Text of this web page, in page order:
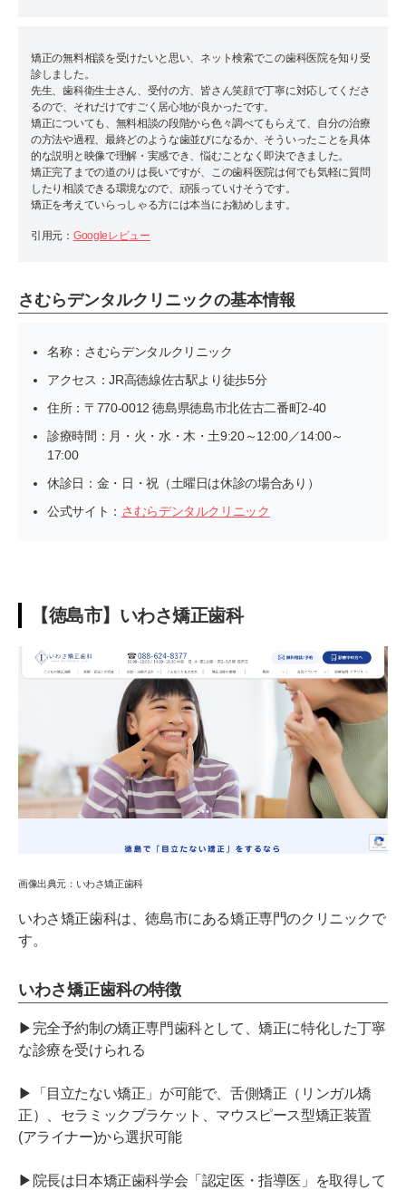
矯正の無料相談を受けたいと思い、ネット検索でこの歯科医院を知り受
診しました。
先生、歯科衛生士さん、受付の方、皆さん笑顔で丁寧に対応してくださ
るので、それだけですごく居心地が良かったです。
矯正についても、無料相談の段階から色々調べてもらえて、自分の治療
の方法や過程、最終どのような歯並びになるか、そういったことを具体
的な説明と映像で理解・実感でき、悩むことなく即決できました。
矯正完了までの道のりは長いですが、この歯科医院は何でも気軽に質問
したり相談できる環境なので、頑張っていけそうです。
矯正を考えていらっしゃる方には本当にお勧めします。
引用元： Googleレビュー
さむらデンタルクリニックの基本情報
名称：さむらデンタルクリニック
アクセス：JR高徳線佐古駅より徒歩5分
住所：〒770-0012 徳島県徳島市北佐古二番町2-40
診療時間：月・火・水・木・土9:20～12:00／14:00～
17:00
休診日：金・日・祝（土曜日は休診の場合あり）
公式サイト： さむらデンタルクリニック
【徳島市】いわさ矯正歯科
画像出典元：いわさ矯正歯科
いわさ矯正歯科は、徳島市にある矯正専門のクリニックで
す。
いわさ矯正歯科の特徴
▶完全予約制の矯正専門歯科として、矯正に特化した丁寧
な診療を受けられる
▶「目立たない矯正」が可能で、舌側矯正（リンガル矯
正）、セラミックブラケット、マウスピース型矯正装置
(アライナー)から選択可能
▶院長は日本矯正歯科学会「認定医・指導医」を取得して